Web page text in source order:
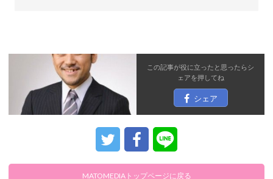
この記事が役に立ったと思ったら シ
ェアを押してね
シェア
MATOMEDIAトップページに戻る